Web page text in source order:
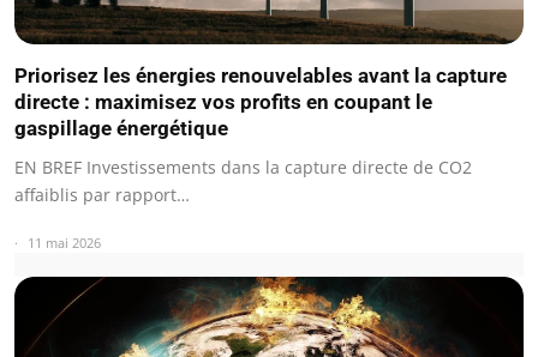
Priorisez les énergies renouvelables avant la capture
directe : maximisez vos profits en coupant le
gaspillage énergétique
EN BREF Investissements dans la capture directe de CO2
affaiblis par rapport…
11 mai 2026